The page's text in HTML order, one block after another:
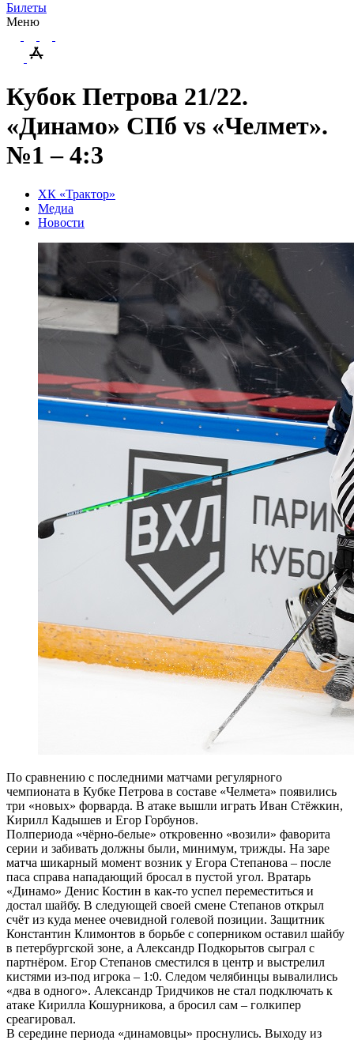
Билеты
Меню
Кубок Петрова 21/22.
«Динамо» СПб vs «Челмет».
№1 – 4:3
ХК «Трактор»
Медиа
Новости
По сравнению с последними матчами регулярного
чемпионата в Кубке Петрова в составе «Челмета» появились
три «новых» форварда. В атаке вышли играть Иван Стёжкин,
Кирилл Кадышев и Егор Горбунов.
Полпериода «чёрно-белые» откровенно «возили» фаворита
серии и забивать должны были, минимум, трижды. На заре
матча шикарный момент возник у Егора Степанова – после
паса справа нападающий бросал в пустой угол. Вратарь
«Динамо» Денис Костин в как-то успел переместиться и
достал шайбу. В следующей своей смене Степанов открыл
счёт из куда менее очевидной голевой позиции. Защитник
Константин Климонтов в борьбе с соперником оставил шайбу
в петербургской зоне, а Александр Подкорытов сыграл с
партнёром. Егор Степанов сместился в центр и выстрелил
кистями из-под игрока – 1:0. Следом челябинцы вывалились
«два в одного». Александр Тридчиков не стал подключать к
атаке Кирилла Кошурникова, а бросил сам – голкипер
среагировал.
В середине периода «динамовцы» проснулись. Выходу из